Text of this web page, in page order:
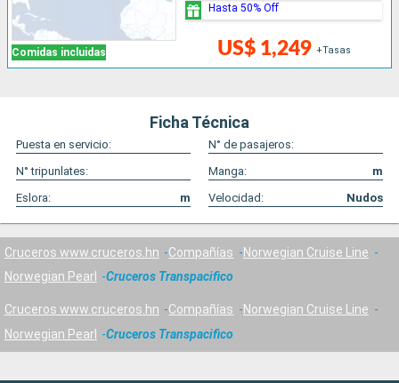
Comidas incluidas US$ 1,249 +Tasas
Hasta 50% Off
Ficha Técnica
Puesta en servicio:
N° de pasajeros:
N° tripunlates:
Manga:
m
Eslora:
m Velocidad: Nudos
Cruceros www.cruceros.hn Compañías
Norwegian Cruise Line
Norwegian Pearl
Cruceros Transpacifico
Cruceros www.cruceros.hn Compañías
Norwegian Cruise Line
Norwegian Pearl
Cruceros Transpacifico